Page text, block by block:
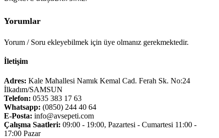
Yorumlar
Yorum / Soru ekleyebilmek için üye olmanız gerekmektedir.
İletişim
Adres: Kale Mahallesi Namık Kemal Cad. Ferah Sk. No:24
İlkadım/SAMSUN
Telefon: 0535 383 17 63
Whatsapp: (0850) 244 40 64
E-Posta: info@avsepeti.com
Çalışma Saatleri: 09:00 - 19:00, Pazartesi - Cumartesi 11:00 -
17:00 Pazar